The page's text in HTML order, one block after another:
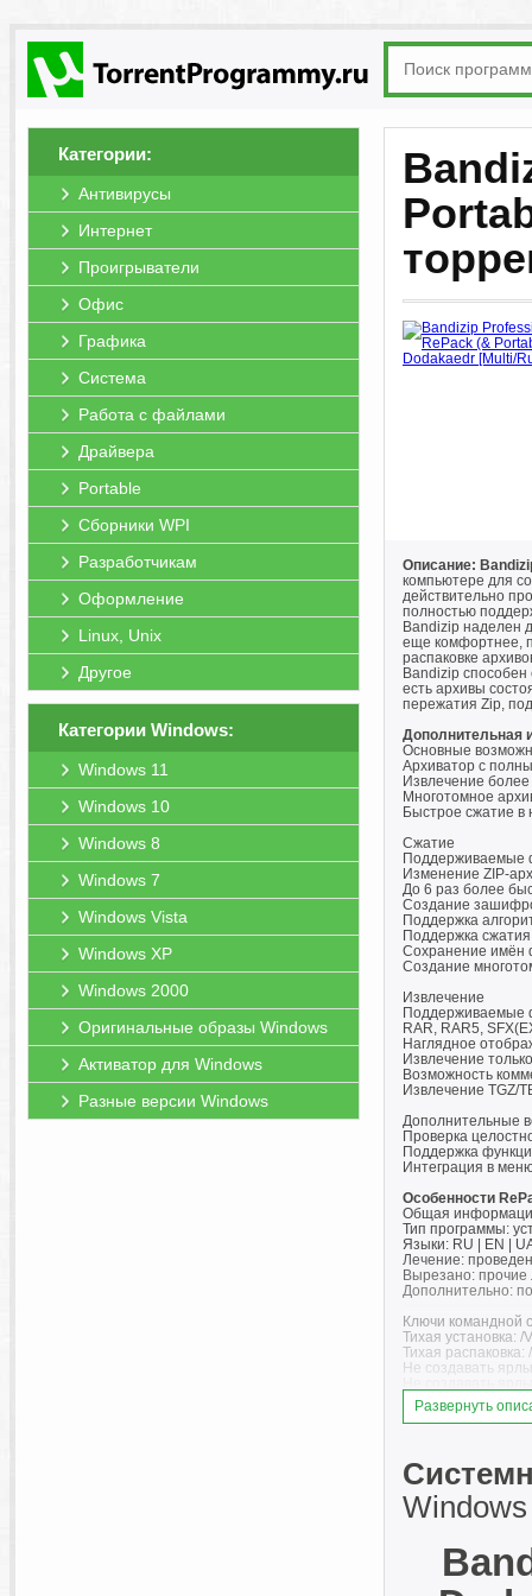
Категории:
Антивирусы
Интернет
Проигрыватели
Офис
Графика
Система
Работа с файлами
Драйвера
Portable
Сборники WPI
Разработчикам
Оформление
Linux, Unix
Другое
Категории Windows:
Windows 11
Windows 10
Windows 8
Windows 7
Windows Vista
Windows XP
Windows 2000
Оригинальные образы Windows
Активатор для Windows
Разные версии Windows
Описание:
компьютере для
действительно
полностью
Bandizip наделен
еще комфортнее,
распаковке
Bandizip
есть архивы
пережатия Zip,
Дополнительная
Основные
Архиватор с
Извлечение
Многотомное
Быстрое сжатие в
Сжатие
Поддерживаемые
Изменение ZIP-
До 6 раз более
Создание
Поддержка
Поддержка
Сохранение имён
Создание
Извлечение
Поддерживаемые
RAR, RAR5,
Наглядное
Извлечение
Возможность
Извлечение TGZ/
Дополнительные
Проверка
Поддержка
Интеграция в
Особенности
Общая
Тип программы:
Языки: RU | EN |
Лечение:
Вырезано:
Дополнительно:
Ключи командной
Тихая установка: /V
Тихая распаковка:
Не создавать
Закрепить ярлык
Закрепить ярлык
Язык интерфейса
Язык интерфейса
Язык интерфейса
Выбор места
Пример:
Развернуть